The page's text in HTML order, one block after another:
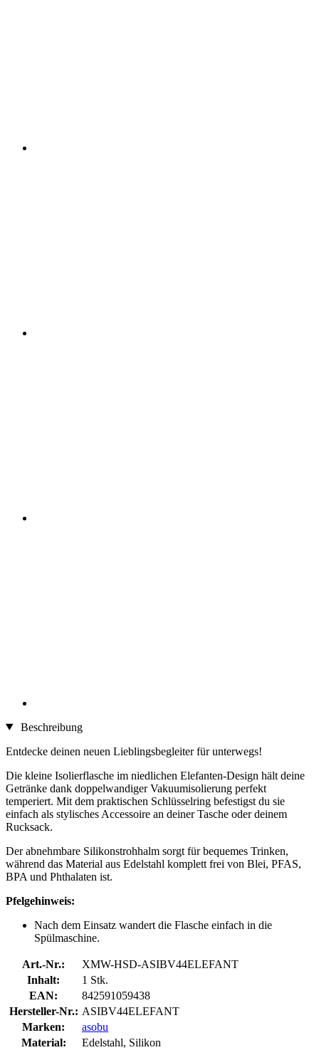
Beschreibung
Entdecke deinen neuen Lieblingsbegleiter für unterwegs!
Die kleine Isolierflasche im niedlichen Elefanten-Design hält deine
Getränke dank doppelwandiger Vakuumisolierung perfekt
temperiert. Mit dem praktischen Schlüsselring befestigst du sie
einfach als stylisches Accessoire an deiner Tasche oder deinem
Rucksack.
Der abnehmbare Silikonstrohhalm sorgt für bequemes Trinken,
während das Material aus Edelstahl komplett frei von Blei, PFAS,
BPA und Phthalaten ist.
Pfelgehinweis:
Nach dem Einsatz wandert die Flasche einfach in die
Spülmaschine.
Art.-Nr.:
XMW-HSD-ASIBV44ELEFANT
Inhalt:
1 Stk.
EAN:
842591059438
Hersteller-Nr.: ASIBV44ELEFANT
Marken:
asobu
Material:
Edelstahl, Silikon